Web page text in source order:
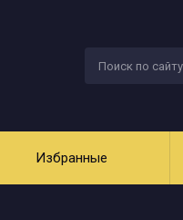
Избранные